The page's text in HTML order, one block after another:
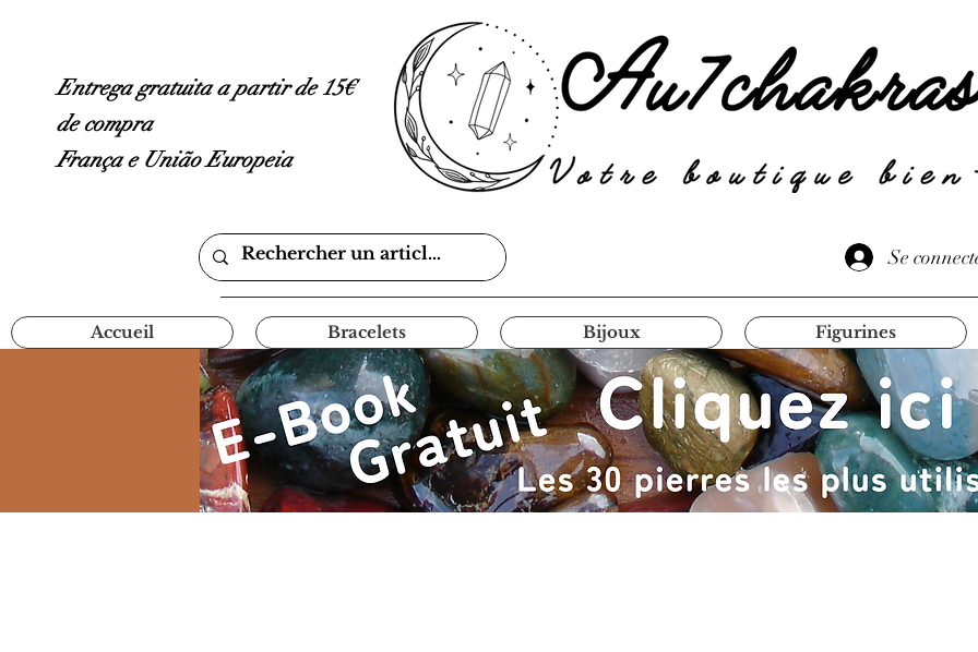
Entrega gratuita a partir de 15€
de compra
França e União Europeia
Se
Accueil Bracelets Bijoux Figurines